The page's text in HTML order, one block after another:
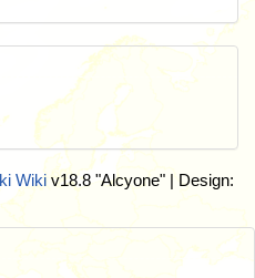
Wiki v18.8 "Alcyone" | Design: